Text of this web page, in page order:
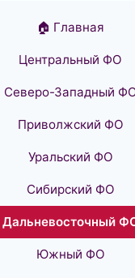
🏠 Главная
Центральный ФО
Северо-Западный
Приволжский ФО
Уральский ФО
Сибирский ФО
Дальневосточный
Южный ФО